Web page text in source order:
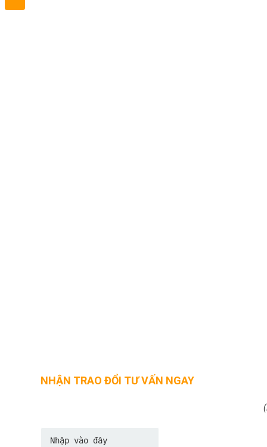
NHẬN TRAO ĐỔI TƯ VẤN NGAY